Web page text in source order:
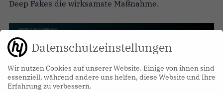
Deep Fakes die wirksamste Maßnahme.
Datenschutzeinstellungen
Wir nutzen Cookies auf unserer Website. Einige von ihnen sind
essenziell, während andere uns helfen, diese Website und Ihre
Erfahrung zu verbessern.